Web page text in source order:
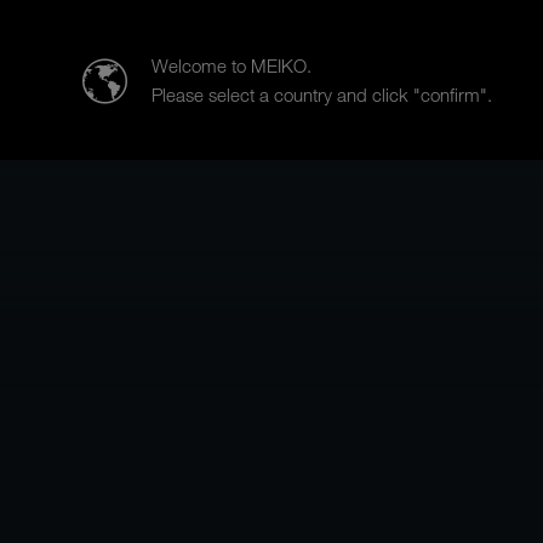
Welcome to MEIKO.
Please select a country and click "confirm".